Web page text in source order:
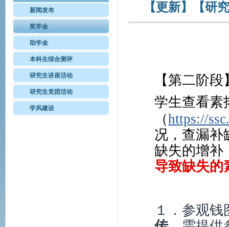
新闻发布
奖学金
助学金
本科生综合测评
研究生讲座活动
研究生党团活动
学风建设
【更新】【研
【第二阶段
学生查看素
（https://
况，查漏补
缺失的增补
导致缺失的
１．参观